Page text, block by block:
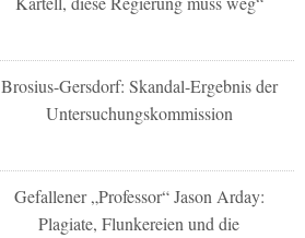
Brosius-Gersdorf: Skandal-Ergebnis der
Untersuchungskommission
Gefallener „Professor“ Jason Arday:
Plagiate, Flunkereien und die